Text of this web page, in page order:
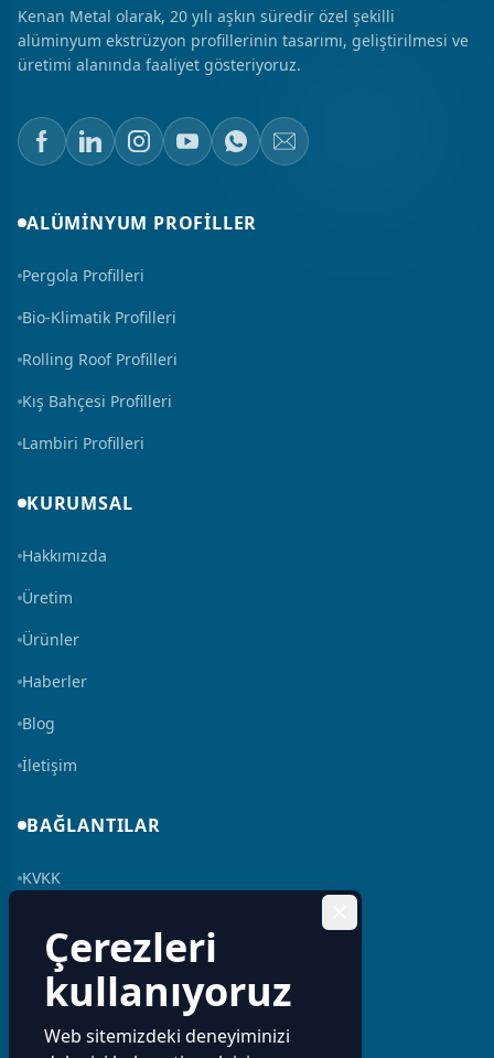
Kenan Metal olarak, 20 yılı aşkın süredir özel şekilli
alüminyum ekstrüzyon profillerinin tasarımı, geliştirilmesi ve
üretimi alanında faaliyet gösteriyoruz.
ALÜMINYUM PROFILLER
Pergola Profilleri
Bio-Klimatik Profilleri
Rolling Roof Profilleri
Kış Bahçesi Profilleri
Lambiri Profilleri
KURUMSAL
Hakkımızda
Üretim
Ürünler
Haberler
Blog
İletişim
BAĞLANTILAR
KVKK
İnsan Kaynakları
Bilgi Toplumu Hizmeti
Çerezleri
kullanıyoruz
Web sitemizdeki deneyiminizi